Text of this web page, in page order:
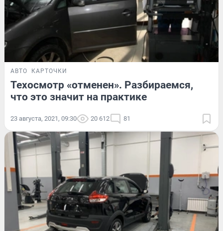
АВТО КАРТОЧКИ
Техосмотр «отменен». Разбираемся,
что это значит на практике
23 августа, 2021, 09:30 20 612 81